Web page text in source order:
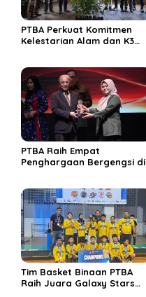
PTBA Perkuat Komitmen
Kelestarian Alam dan K3
PTBA Raih Empat
Penghargaan Bergengsi di
Bangun Komunikasi
Kredibel dan Bernilai
Tim Basket Binaan PTBA
Raih Juara Galaxy Stars